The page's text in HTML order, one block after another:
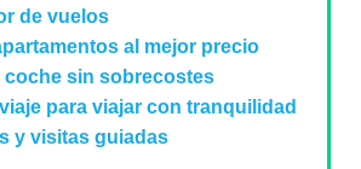
de vuelos
al mejor precio
coche sin sobrecostes
para viajar con tranquilidad
y visitas guiadas